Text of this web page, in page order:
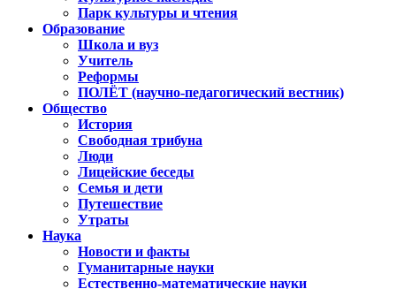
Парк культуры и чтения
Образование
Школа и вуз
Учитель
Реформы
ПОЛЁТ (научно-педагогический вестник)
Общество
История
Свободная трибуна
Люди
Лицейские беседы
Семья и дети
Путешествие
Утраты
Наука
Новости и факты
Гуманитарные науки
Естественно-математические науки